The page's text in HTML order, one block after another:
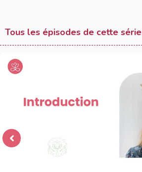
Tous les épisodes de cette série